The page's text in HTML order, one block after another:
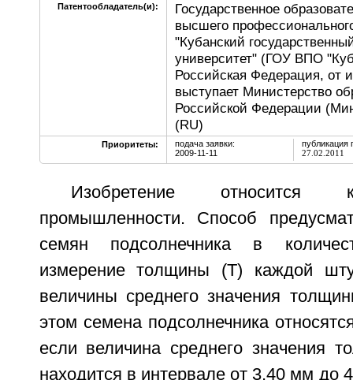
Патентообладатель(и):
Государственное
высшего
"Кубанский
университет" (ГОУ ВПО
Российская Федерация, от
выступает Министерство
Российской Федерации
(RU)
Приоритеты:
подача заявки:
2009-11-11
публикация
27.02.2011
Изобретение относится
промышленности. Способ
семян подсолнечника в
измерение толщины (Т) каждой
величины среднего значения
этом семена подсолнечника
если величина среднего значения
находится в интервале от 3,40 мм до